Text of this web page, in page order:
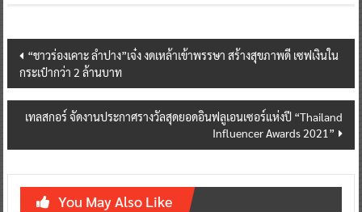
Post
navigation
“ชาวร่องเคาะ ลำปาง”เจ๋ง งดเหล้าเข้าพรรษา สร้างสุขภาพดี เซฟเงินใน
กระเป๋ากว่า 2 ล้านบาท
เทลสกอร์ จัดงานประกาศรางวัลสุดยอดอินฟลูเอนเซอร์แห่งปี “Thailand
Influencer Awards 2021”
You May Also Like